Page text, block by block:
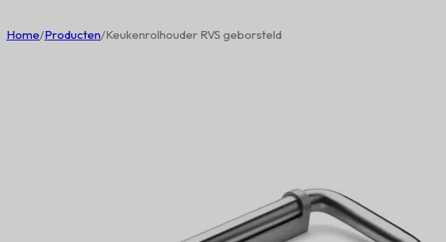
Home/Producten/Keukenrolhouder RVS geborsteld